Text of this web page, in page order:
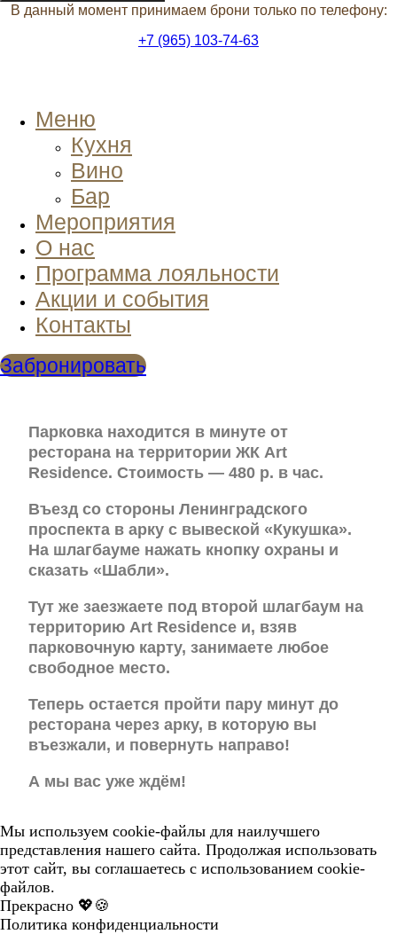
В данный момент принимаем брони только по телефону:
+7 (965) 103-74-63
Меню
Кухня
Вино
Бар
Мероприятия
О нас
Программа лояльности
Акции и события
Контакты
Забронировать
Парковка находится в минуте от
ресторана на территории ЖК Art
Residence. Стоимость — 480 р. в час.
Въезд со стороны Ленинградского
проспекта в арку с вывеской «Кукушка».
На шлагбауме нажать кнопку охраны и
сказать «Шабли».
Тут же заезжаете под второй шлагбаум на
территорию Art Residence и, взяв
парковочную карту, занимаете любое
свободное место.
Теперь остается пройти пару минут до
ресторана через арку, в которую вы
въезжали, и повернуть направо!
А мы вас уже ждём!
Мы используем cookie-файлы для наилучшего
представления нашего сайта. Продолжая использовать
этот сайт, вы соглашаетесь с использованием cookie-
файлов.
Прекрасно 💖🍪
Политика конфиденциальности